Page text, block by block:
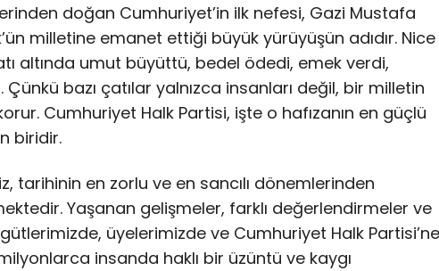
doğan Cumhuriyet’in ilk nefesi, Gazi Mustafa
milletine emanet ettiği büyük yürüyüşün adıdır. Nice
altında umut büyüttü, bedel ödedi, emek verdi,
Çünkü bazı çatılar yalnızca insanları değil, bir milletin
Cumhuriyet Halk Partisi, işte o hafızanın en güçlü
biridir.
tarihinin en zorlu ve en sancılı dönemlerinden
Yaşanan gelişmeler, farklı değerlendirmeler ve
üyelerimizde ve Cumhuriyet Halk Partisi’ne
insanda haklı bir üzüntü ve kaygı